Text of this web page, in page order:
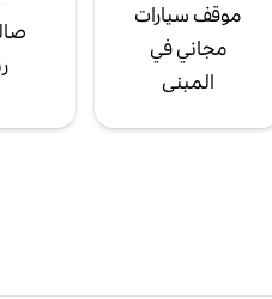
موقف سيارات
مجاني في
المبنى